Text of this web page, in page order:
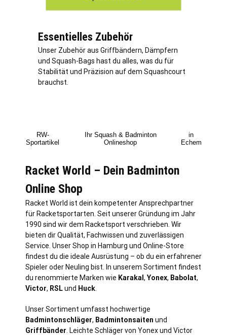
Essentielles Zubehör
Unser Zubehör aus Griffbändern, Dämpfern
und Squash-Bags hast du alles, was du für
Stabilität und Präzision auf dem Squashcourt
brauchst.
RW-
Sportartikel
Ihr Squash & Badminton
Onlineshop
in
Echem
Racket World – Dein Badminton
Online Shop
Racket World ist dein kompetenter Ansprechpartner
für Racketsportarten. Seit unserer Gründung im Jahr
1990 sind wir dem Racketsport verschrieben. Wir
bieten dir Qualität, Fachwissen und zuverlässigen
Service. Unser Shop in Hamburg und Online-Store
findest du die ideale Ausrüstung – ob du ein erfahrener
Spieler oder Neuling bist. In unserem Sortiment findest
du renommierte Marken wie Karakal , Yonex, Babolat,
Victor, RSLund Huck
Unser Sortiment umfasst hochwertige
Badmintonschläger, Badmintonsaiten und
Griffbänder . Leichte Schläger von Yonex und Victor